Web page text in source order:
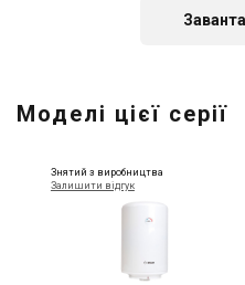
Zanussi ZWH/
Моделі цієї серії
Знятий з виробництва
Залишити відгук